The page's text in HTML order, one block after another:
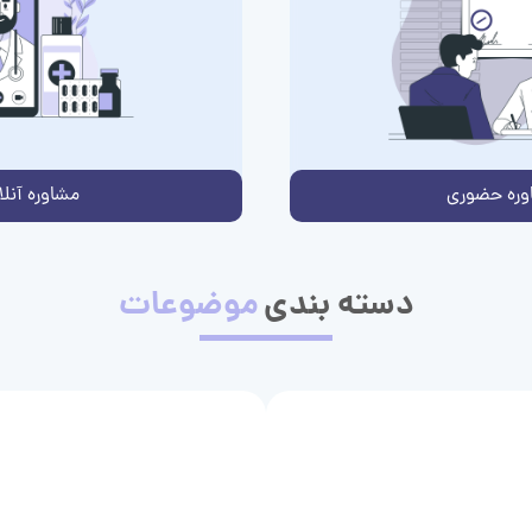
حضوری مشاوره
دسته بندیموضوعات